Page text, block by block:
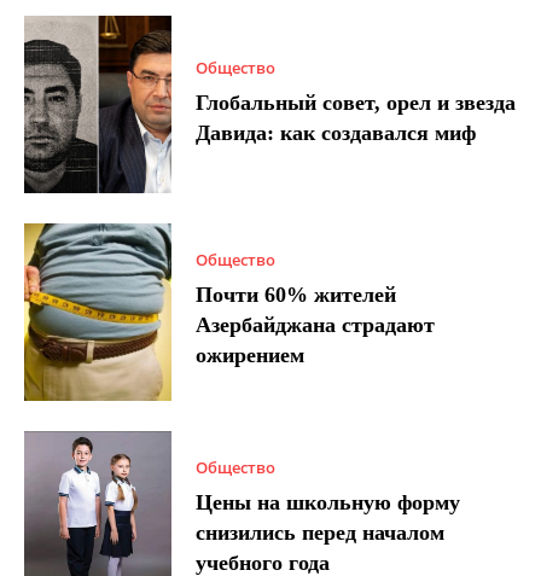
Общество
Глобальный совет, орел и звезда
Давида: как создавался миф
Общество
Почти 60% жителей
Азербайджана страдают
ожирением
Общество
Цены на школьную форму
снизились перед началом
учебного года